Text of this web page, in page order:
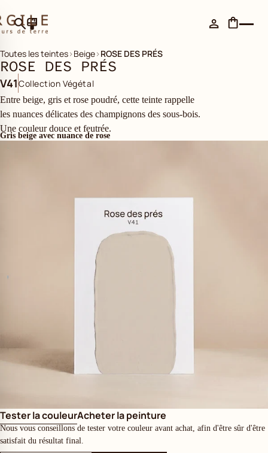
Toutes les teintes›Beige›ROSE DES PRÉS
ROSE DES PRÉS
V41Collection Végétal
Entre beige, gris et rose poudré, cette teinte rappelle
les nuances délicates des champignons des sous-bois.
Une couleur douce et feutrée.
Gris beige avec nuance de rose
Tester la couleurAcheter la peinture
Nous vous conseillons de tester votre couleur avant achat, afin d'être sûr d'être
satisfait du résultat final.